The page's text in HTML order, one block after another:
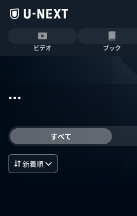
ビデオ ブック
...
すべて
新着順